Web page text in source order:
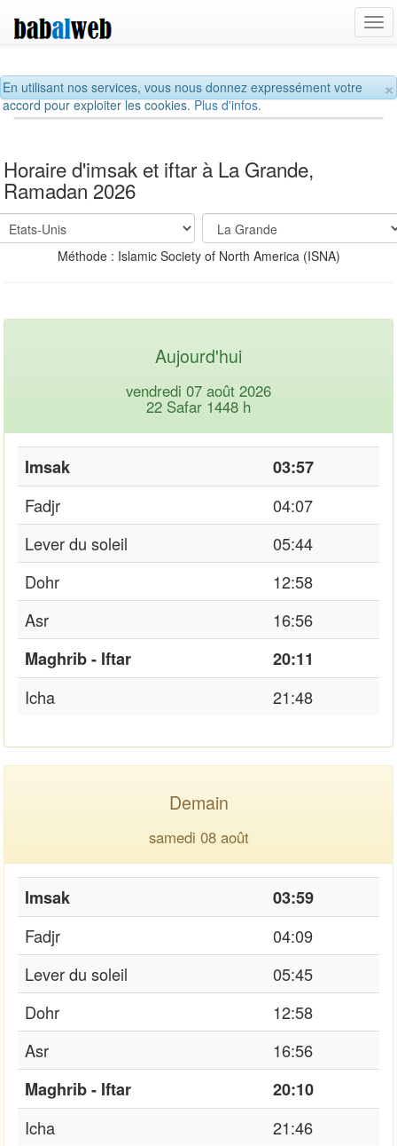
×
En utilisant nos services, vous nous donnez expressément votre
accord pour exploiter les cookies.Plus d'infos.
Horaire d'imsak et iftar à La Grande,
Ramadan 2026
Méthode : Islamic Society of North America (ISNA)
Aujourd'hui
vendredi 07 août 2026
22 Safar 1448 h
Imsak
03:57
Fadjr
04:07
Lever du soleil
05:44
Dohr
12:58
Asr
16:56
Maghrib - Iftar
20:11
Icha
21:48
Demain
samedi 08 août
Imsak
03:59
Fadjr
04:09
Lever du soleil
05:45
Dohr
12:58
Asr
16:56
Maghrib - Iftar
20:10
Icha
21:46